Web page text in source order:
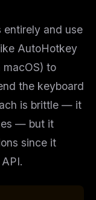
entirely and use
AutoHotkey
macOS) to
the keyboard
is brittle — it
— but it
since it